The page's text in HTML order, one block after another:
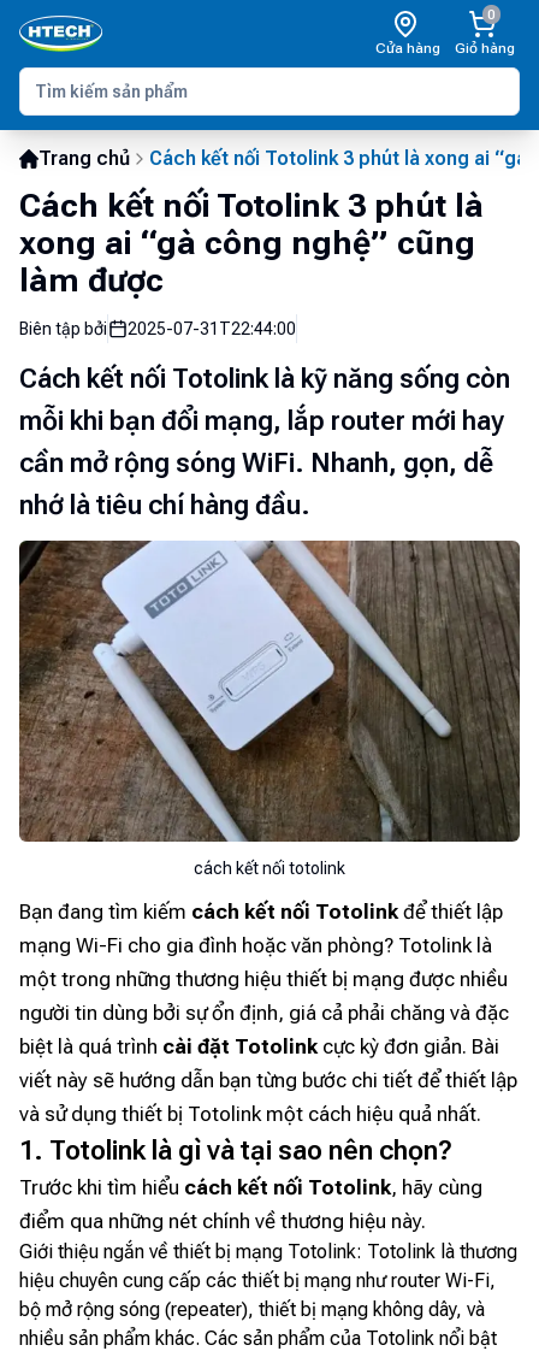
Cửa hàng
0
Giỏ hàng
Trang chủ Cách kết nối Totolink 3 phút là xong ai
Cách kết nối Totolink 3 phút là
xong ai “gà công nghệ” cũng
làm được
Biên tập bởi 2025-07-31T22:44:00
Cách kết nối Totolink là kỹ năng sống còn
mỗi khi bạn đổi mạng, lắp router mới hay
cần mở rộng sóng WiFi. Nhanh, gọn, dễ
nhớ là tiêu chí hàng đầu.
cách kết nối totolink
Bạn đang tìm kiếm cách kết nối Totolink để thiết lập
mạng Wi-Fi cho gia đình hoặc văn phòng? Totolink là
một trong những thương hiệu thiết bị mạng được nhiều
người tin dùng bởi sự ổn định, giá cả phải chăng và đặc
biệt là quá trình cài đặt Totolink cực kỳ đơn giản. Bài
viết này sẽ hướng dẫn bạn từng bước chi tiết để thiết lập
và sử dụng thiết bị Totolink một cách hiệu quả nhất.
1. Totolink là gì và tại sao nên chọn?
Trước khi tìm hiểu cách kết nối Totolink, hãy cùng
điểm qua những nét chính về thương hiệu này.
Giới thiệu ngắn về thiết bị mạng Totolink: Totolink là thương
hiệu chuyên cung cấp các thiết bị mạng như router Wi-Fi,
bộ mở rộng sóng (repeater), thiết bị mạng không dây, và
nhiều sản phẩm khác. Các sản phẩm của Totolink nổi bật